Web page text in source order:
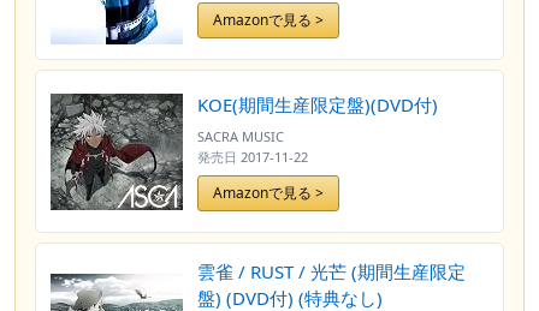
Amazonで見る >
KOE(期間生産限定盤)(DVD付)
SACRA MUSIC
発売日 2017-11-22
Amazonで見る >
雲雀 / RUST / 光芒 (期間生産限定
盤) (DVD付) (特典なし)